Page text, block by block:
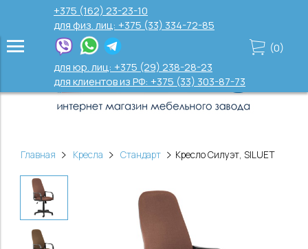
+375 (162) 23-23-10
для физ. лиц: +375 (33) 334-72-85
для юр. лиц: +375 (29) 238-28-23
для клиентов из РФ: +375 (33) 303-87-73
(0)
Главная Кресла Стандарт Кресло Силуэт, SILUET